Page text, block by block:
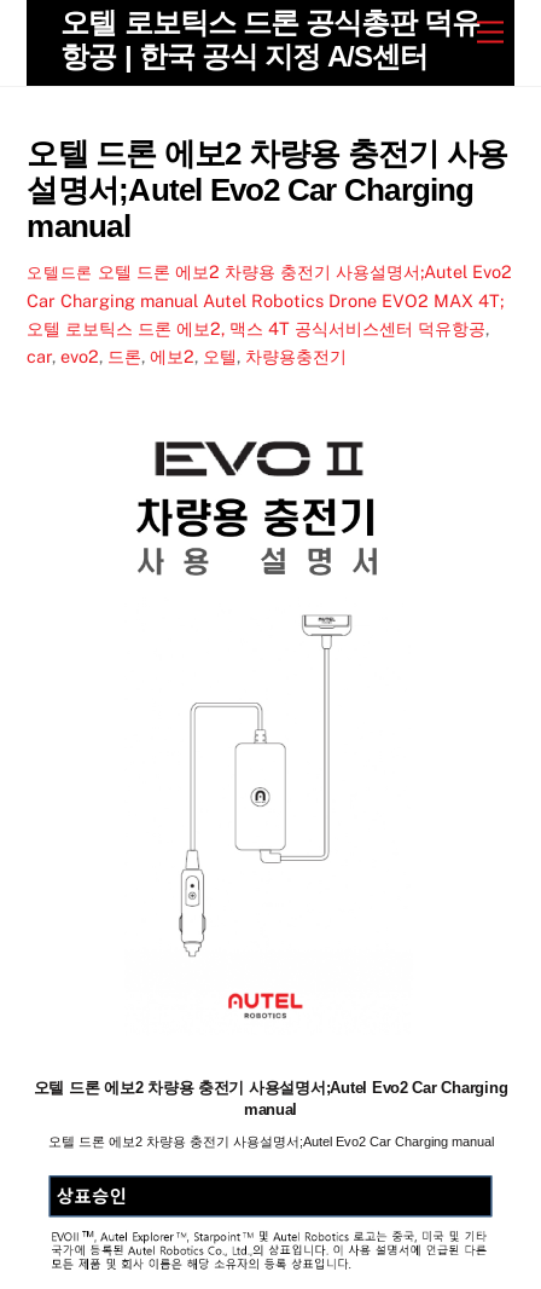
content
오텔 로보틱스 드론 공식총판 덕유
항공 | 한국 공식 지정 A/S센터
오텔 드론 에보2 차량용 충전기 사용
설명서;Autel Evo2 Car Charging
manual
오텔드론 오텔 드론 에보2 차량용 충전기 사용설명서;Autel Evo2
Car Charging manual Autel Robotics Drone EVO2 MAX 4T;
오텔 로보틱스 드론 에보2, 맥스 4T 공식서비스센터 덕유항공,
car,evo2, 드론,에보2, 오텔, 차량용충전기
오텔 드론 에보2 차량용 충전기 사용설명서;Autel Evo2 Car Charging
manual
오텔 드론 에보2 차량용 충전기 사용설명서;Autel Evo2 Car Charging manual